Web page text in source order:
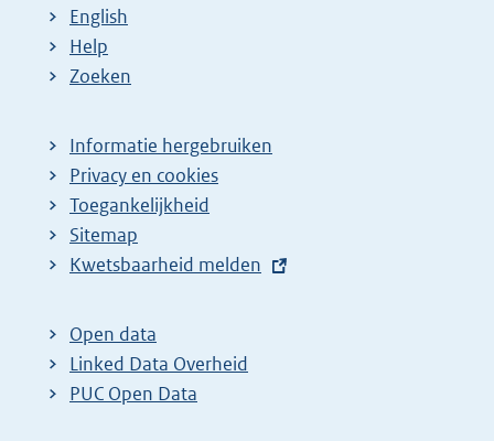
English
Help
Zoeken
Informatie hergebruiken
Privacy en cookies
Toegankelijkheid
Sitemap
E
t
e
r
Kwetsbaarheid melden
Open data
Linked Data Overheid
PUC Open Data